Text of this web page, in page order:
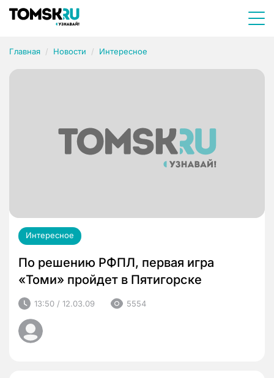
Главная Новости Интересное
Интересное
По решению РФПЛ, первая игра
«Томи» пройдет в Пятигорске
13:50 / 12.03.09 5554